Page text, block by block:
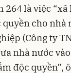
264 là việc
quyền cho nhà
(Công ty
nhà nước
độc quyền”,